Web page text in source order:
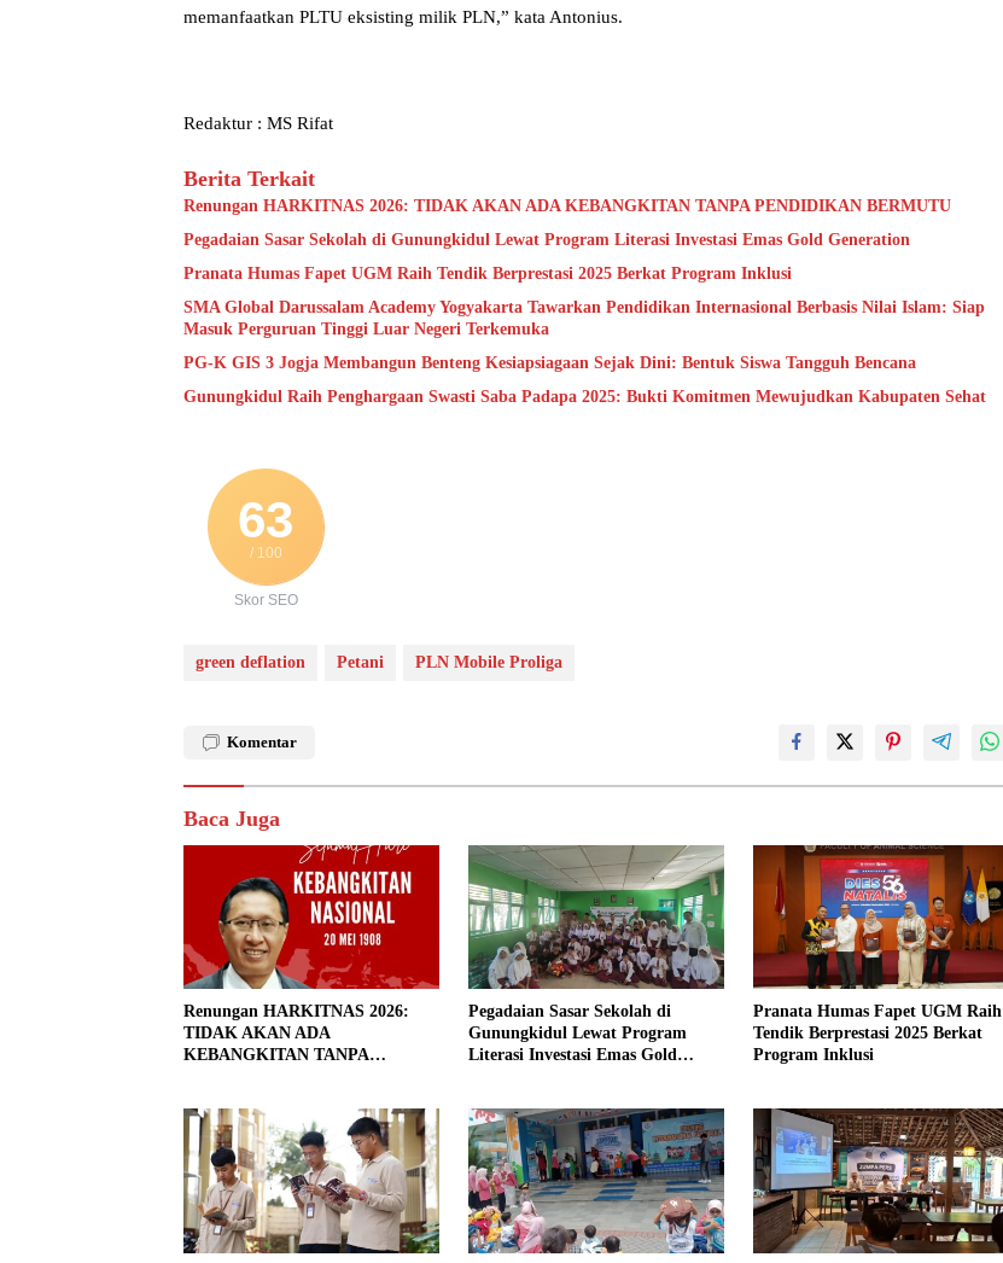
memanfaatkan PLTU eksisting milik PLN,” kata Antonius.
Redaktur : MS Rifat
Berita Terkait
Renungan HARKITNAS 2026: TIDAK AKAN ADA KEBANGKITAN TANPA PENDIDIKAN BERMUTU
Pegadaian Sasar Sekolah di Gunungkidul Lewat Program Literasi Investasi Emas Gold Generation
Pranata Humas Fapet UGM Raih Tendik Berprestasi 2025 Berkat Program Inklusi
SMA Global Darussalam Academy Yogyakarta Tawarkan Pendidikan Internasional Berbasis Nilai Islam: Siap
Masuk Perguruan Tinggi Luar Negeri Terkemuka
PG-K GIS 3 Jogja Membangun Benteng Kesiapsiagaan Sejak Dini: Bentuk Siswa Tangguh Bencana
Gunungkidul Raih Penghargaan Swasti Saba Padapa 2025: Bukti Komitmen Mewujudkan Kabupaten Sehat
63
/ 100
Skor SEO
green deflation Petani PLN Mobile Proliga
Komentar
Baca Juga
Renungan HARKITNAS 2026:
TIDAK AKAN ADA
KEBANGKITAN TANPA
Pegadaian Sasar Sekolah di
Gunungkidul Lewat Program
Literasi Investasi Emas Gold
Pranata Humas Fapet UGM Raih
Tendik Berprestasi 2025 Berkat
Program Inklusi